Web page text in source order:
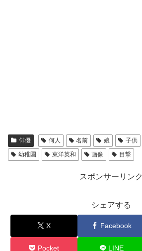
俳優 何人 名前 娘 子供
幼稚園
東洋英和 画像 目撃
スポンサーリンク
シェアする
X Facebook
Pocket LINE